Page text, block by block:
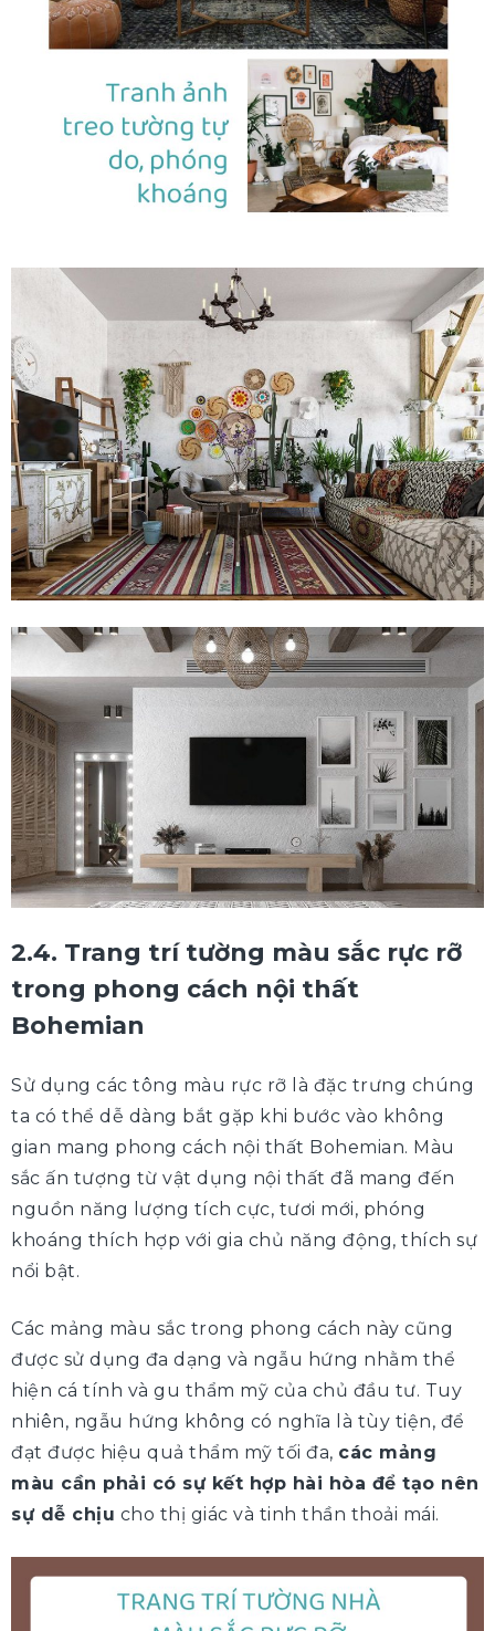
2.4. Trang trí tường màu sắc rực rỡ
trong phong cách nội thất
Bohemian
Sử dụng các tông màu rực rỡ là đặc trưng chúng
ta có thể dễ dàng bắt gặp khi bước vào không
gian mang phong cách nội thất Bohemian. Màu
sắc ấn tượng từ vật dụng nội thất đã mang đến
nguồn năng lượng tích cực, tươi mới, phóng
khoáng thích hợp với gia chủ năng động, thích sự
nổi bật.
Các mảng màu sắc trong phong cách này cũng
được sử dụng đa dạng và ngẫu hứng nhằm thể
hiện cá tính và gu thẩm mỹ của chủ đầu tư. Tuy
nhiên, ngẫu hứng không có nghĩa là tùy tiện, để
đạt được hiệu quả thẩm mỹ tối đa, các mảng
màu cần phải có sự kết hợp hài hòa để tạo nên
sự dễ chịu cho thị giác và tinh thần thoải mái.